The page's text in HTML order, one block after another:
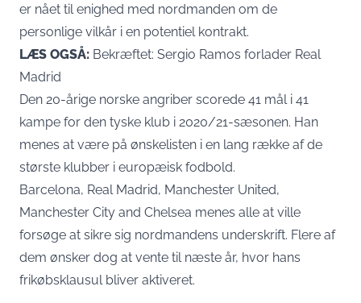
er nået til enighed med nordmanden om de
personlige vilkår i en potentiel kontrakt.
LÆS OGSÅ: Bekræftet: Sergio Ramos forlader Real
Madrid
Den 20-årige norske angriber scorede 41 mål i 41
kampe for den tyske klub i 2020/21-sæsonen. Han
menes at være på ønskelisten i en lang række af de
største klubber i europæisk fodbold.
Barcelona, Real Madrid, Manchester United,
Manchester City and Chelsea menes alle at ville
forsøge at sikre sig nordmandens underskrift. Flere af
dem ønsker dog at vente til næste år, hvor hans
frikøbsklausul bliver aktiveret.